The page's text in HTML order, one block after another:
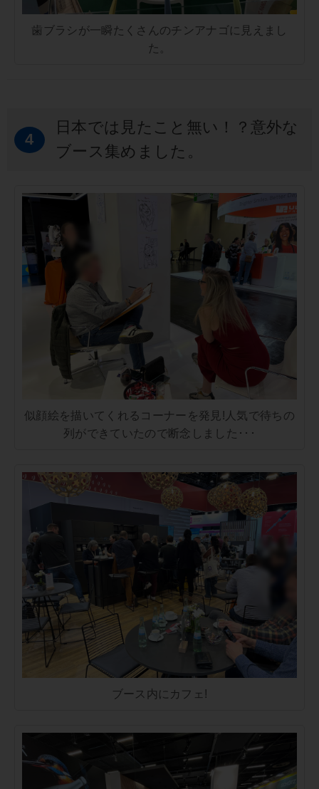
歯ブラシが一瞬たくさんのチンアナゴに見えまし
た。
4
日本では見たこと無い！？意外な
ブース集めました。
似顔絵を描いてくれるコーナーを発見!人気で待ちの
列ができていたので断念しました･･･
ブース内にカフェ!